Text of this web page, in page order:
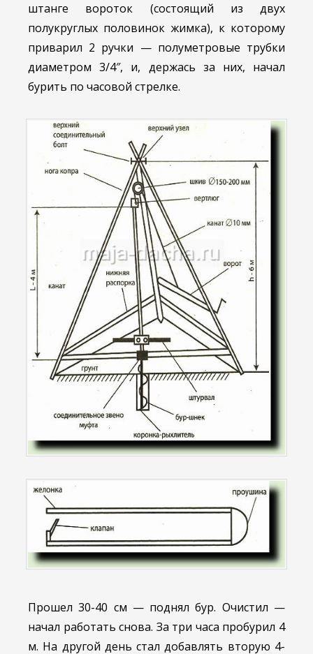
штанге вороток (состоящий из двух
полукруглых половинок жимка), к которому
приварил 2 ручки — полуметровые трубки
диаметром 3/4″, и, держась за них, начал
бурить по часовой стрелке.
Прошел 30-40 см — поднял бур. Очистил —
начал работать снова. За три часа пробурил 4
м. На другой день стал добавлять вторую 4-